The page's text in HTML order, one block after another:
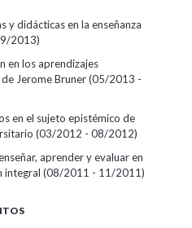
y didácticas en la enseñanza
2013)
en los aprendizajes
Jerome Bruner(05/2013 -
en el sujeto epistémico de
(03/2012 - 08/2012)
aprender y evaluar en
integral (08/2011 - 11/2011)